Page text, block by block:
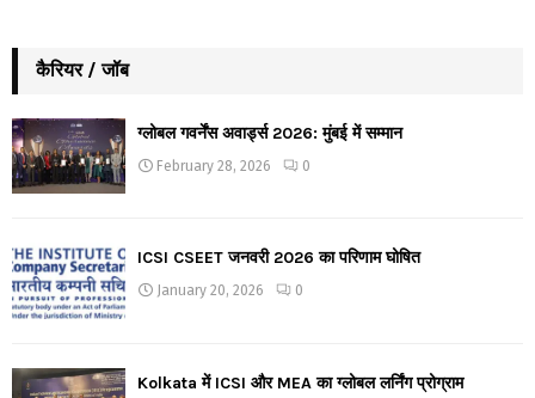
कैरियर / जॉब
ग्लोबल गवर्नेंस अवार्ड्स 2026: मुंबई में सम्मान
February 28, 2026 0
ICSI CSEET जनवरी 2026 का परिणाम घोषित
January 20, 2026 0
Kolkata में ICSI और MEA का ग्लोबल लर्निंग प्रोग्राम